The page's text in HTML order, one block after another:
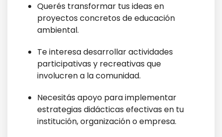
Querés transformar tus ideas en
proyectos concretos de educación
ambiental.
Te interesa desarrollar actividades
participativas y recreativas que
involucren a la comunidad.
Necesitás apoyo para implementar
estrategias didácticas efectivas en tu
institución, organización o empresa.